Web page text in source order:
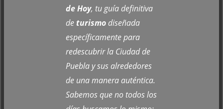
de Hoy, tu guía definitiva
de turismodiseñada
específicamente para
redescubrir la Ciudad de
Puebla y sus alrededores
de una manera auténtica.
Sabemos que no todos los